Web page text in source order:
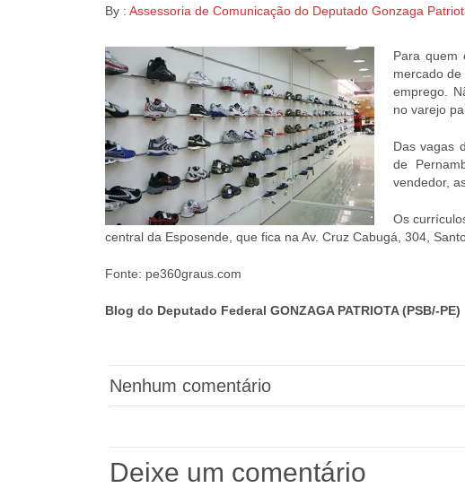
By : Assessoria de Comunicação do Deputado Gonzaga
Para quem
mercado
emprego.
no varejo
Das vagas
de
vendedor,
Os
central da Esposende, que fica na Av. Cruz Cabugá, 304,
Fonte: pe360graus.com
Blog do Deputado Federal GONZAGA PATRIOTA (PSB/-PE)
Nenhum comentário
Deixe um comentário